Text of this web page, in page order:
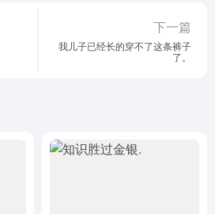
下一篇
我儿子已经长的穿不了这条裤子
了。